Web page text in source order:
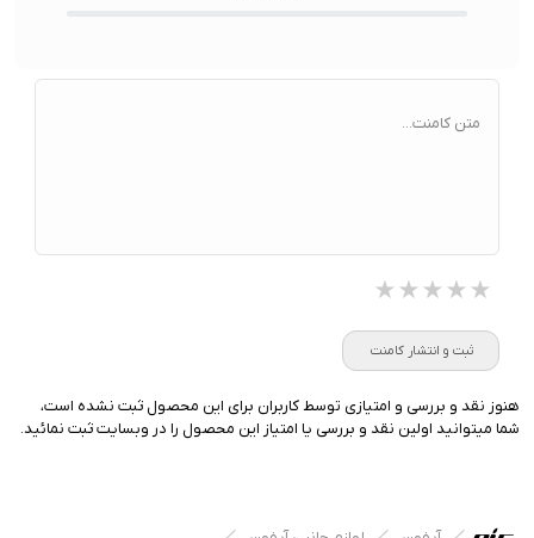
متن کامنت...
★★★★★
★★★★★
★★★★★
ثبت و انتشار کامنت
هنوز نقد و بررسی و امتیازی توسط کاربران برای این محصول ثبت نشده است،
شما میتوانید اولین نقد و بررسی یا امتیاز این محصول را در وبسایت ثبت نمائید.